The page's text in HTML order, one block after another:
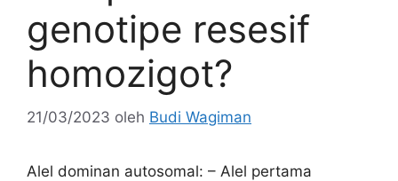
genotipe resesif
homozigot?
21/03/2023 oleh Budi Wagiman
Alel dominan autosomal: – Alel pertama